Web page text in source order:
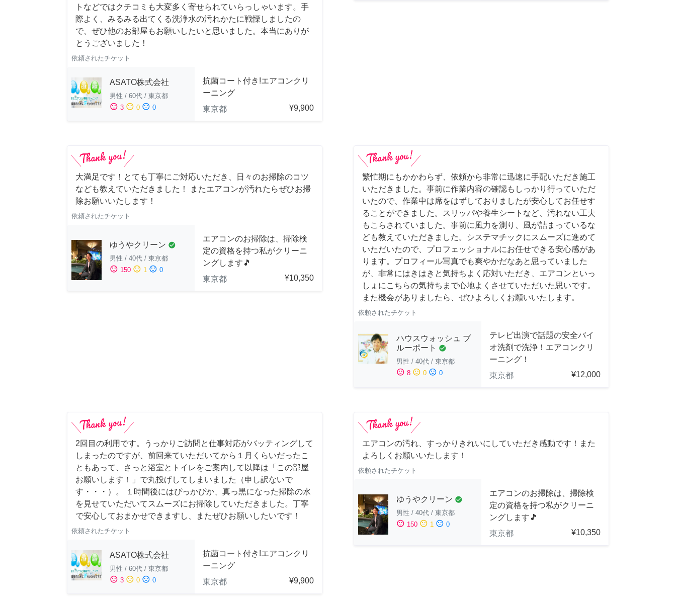
トなどではクチコミも大変多く寄せられていらっしゃいます。手
際よく、みるみる出てくる洗浄水の汚れかたに戦慄しましたの
で、ぜひ他のお部屋もお願いしたいと思いました。本当にありが
とうございました！
依頼されたチケット
ASATO株式会社
男性 / 60代 / 東京都
sentiment_satisfied 3 sentiment_neutral 0 sentiment_dissatisfied 0
抗菌コート付き!エアコンクリ
ーニング
東京都
¥9,900
大満足です！とても丁寧にご対応いただき、日々のお掃除のコツ
なども教えていただきました！ またエアコンが汚れたらぜひお掃
除お願いいたします！
依頼されたチケット
ゆうやクリーン check_circle
男性 / 40代 / 東京都
sentiment_satisfied 150 sentiment_neutral 1 sentiment_dissatisfied 0
エアコンのお掃除は、掃除検
定の資格を持つ私がクリーニ
ングします🎵
東京都
¥10,350
繁忙期にもかかわらず、依頼から非常に迅速に手配いただき施工
いただきました。事前に作業内容の確認もしっかり行っていただ
いたので、作業中は席をはずしておりましたが安心してお任せす
ることができました。スリッパや養生シートなど、汚れない工夫
もこらされていました。事前に風力を測り、風が詰まっているな
ども教えていただきました。システマチックにスムーズに進めて
いただいたので、プロフェッショナルにお任せできる安心感があ
ります。プロフィール写真でも爽やかだなあと思っていました
が、非常にはきはきと気持ちよく応対いただき、エアコンといっ
しょにこちらの気持ちまで心地よくさせていただいた思いです。
また機会がありましたら、ぜひよろしくお願いいたします。
依頼されたチケット
ハウスウォッシュ ブ
ルーポート check_circle
男性 / 40代 / 東京都
sentiment_satisfied 8 sentiment_neutral 0 sentiment_dissatisfied 0
テレビ出演で話題の安全バイ
オ洗剤で洗浄！エアコンクリ
ーニング！
東京都
¥12,000
2回目の利用です。うっかりご訪問と仕事対応がバッティングして
しまったのですが、前回来ていただいてから１月くらいだったこ
ともあって、さっと浴室とトイレをご案内して以降は「この部屋
お願いします！」で丸投げしてしまいました（申し訳ないで
す・・・）。 １時間後にはぴっかぴか、真っ黒になった掃除の水
を見せていただいてスムーズにお掃除していただきました。丁寧
で安心しておまかせできますし、またぜひお願いしたいです！
依頼されたチケット
ASATO株式会社
男性 / 60代 / 東京都
sentiment_satisfied 3 sentiment_neutral 0 sentiment_dissatisfied 0
抗菌コート付き!エアコンクリ
ーニング
東京都
¥9,900
エアコンの汚れ、すっかりきれいにしていただき感動です！また
よろしくお願いいたします！
依頼されたチケット
ゆうやクリーン check_circle
男性 / 40代 / 東京都
sentiment_satisfied 150 sentiment_neutral 1 sentiment_dissatisfied 0
エアコンのお掃除は、掃除検
定の資格を持つ私がクリーニ
ングします🎵
東京都
¥10,350